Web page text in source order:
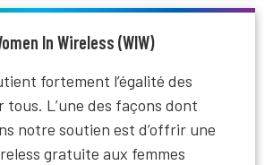
In Wireless (WIW)
fortement l’égalité des
tous. L’une des façons dont
notre soutien est d’offrir une
gratuite aux femmes